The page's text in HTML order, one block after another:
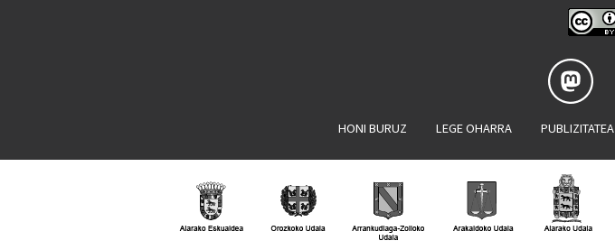
HONI BURUZ LEGE OHARRA PUBLIZITATEA